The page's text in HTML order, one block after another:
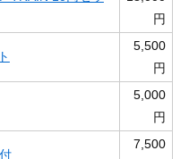
円
5,500
円
5,000
円
7,500